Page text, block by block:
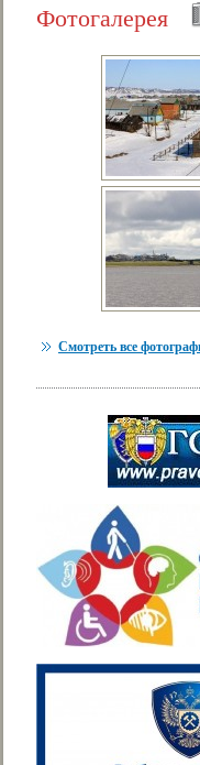
Фотогалерея
Смотреть все